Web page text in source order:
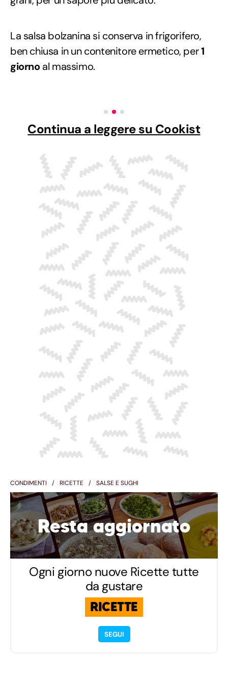
La salsa bolzanina si conserva in frigorifero,
ben chiusa in un contenitore ermetico, per1
giornoal massimo.
Continua a leggere su Cookist
CONDIMENTI RICETTE SALSE E SUGHI
Resta aggiornato
Ogni giorno nuove Ricette tutte
da gustare
RICETTE
SEGUI